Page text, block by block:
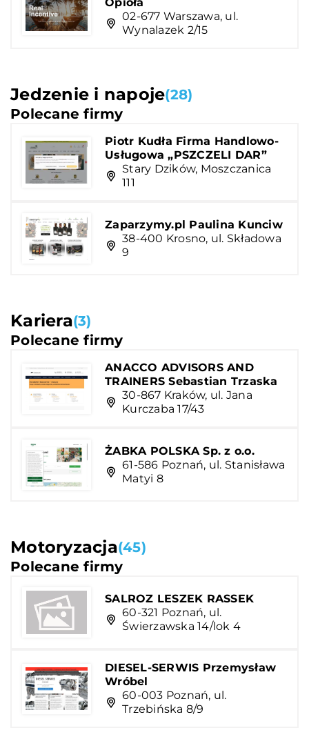
02-677 Warszawa, ul.
Wynalazek 2/15
Jedzenie i napoje(28)
Polecane firmy
Piotr Kudła Firma Handlowo-
Usługowa „PSZCZELI DAR”
Stary Dzików, Moszczanica
111
Zaparzymy.pl Paulina Kunciw
38-400 Krosno, ul. Składowa
9
Kariera(3)
Polecane firmy
ANACCO ADVISORS AND
TRAINERS Sebastian Trzaska
30-867 Kraków, ul. Jana
Kurczaba 17/43
ŻABKA POLSKA Sp. z o.o.
61-586 Poznań, ul. Stanisława
Matyi 8
Motoryzacja(45)
Polecane firmy
SALROZ LESZEK RASSEK
60-321 Poznań, ul.
Świerzawska 14/lok 4
DIESEL-SERWIS Przemysław
Wróbel
60-003 Poznań, ul.
Trzebińska 8/9